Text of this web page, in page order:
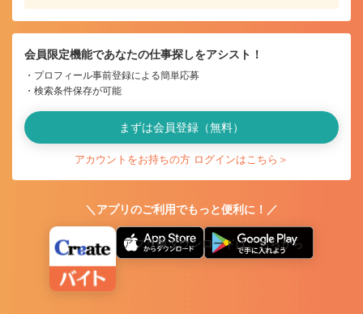
会員限定機能であなたの仕事探しをアシスト！
プロフィール事前登録による簡単応募
検索条件保存が可能
まずは会員登録（無料）
アカウントをお持ちの方 ログインはこちら＞
＼アプリのご利用でもっと便利に！／
アプリ版ダウンロードはこちらから